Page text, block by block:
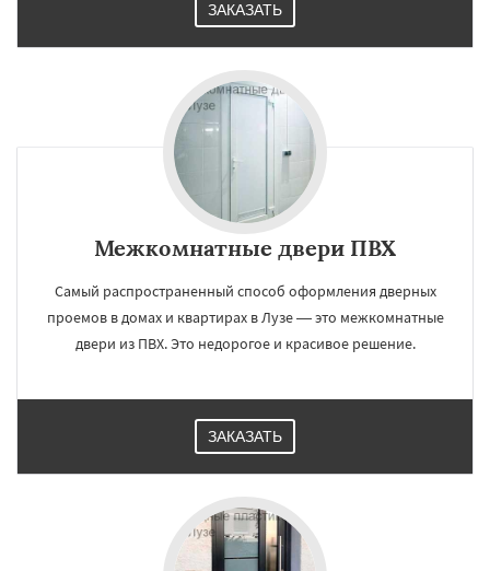
ЗАКАЗАТЬ
Межкомнатные двери ПВХ
Самый распространенный способ оформления дверных
проемов в домах и квартирах в Лузе — это межкомнатные
двери из ПВХ. Это недорогое и красивое решение.
ЗАКАЗАТЬ